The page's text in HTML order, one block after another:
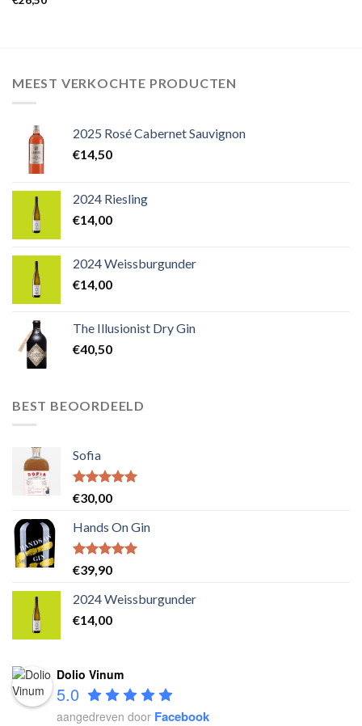
MEEST VERKOCHTE PRODUCTEN
2025 Rosé Cabernet Sauvignon
€14,50
2024 Riesling
€14,00
2024 Weissburgunder
€14,00
The Illusionist Dry Gin
€40,50
BEST BEOORDEELD
Sofia
Waardering
5.00uit 5
€30,00
Hands On Gin
Waardering
5.00uit 5
€39,90
2024 Weissburgunder
€14,00
Dolio Vinum
5.0
aangedreven door Facebook